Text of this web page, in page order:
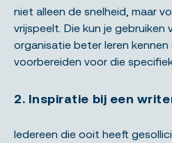
niet alleen de snelheid, maar
vrijspeelt. Die kun je
organisatie beter leren kennen
voorbereiden voor die
2. Inspiratie bij een
Iedereen die ooit heeft